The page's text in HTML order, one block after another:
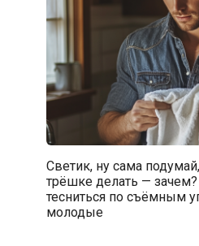
Светик, ну сама
трёшке делать —
тесниться по съёмным
молодые